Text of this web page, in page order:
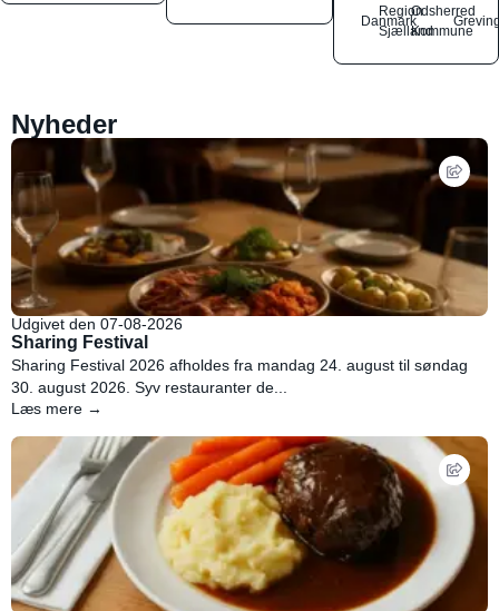
Danmark
Region
Sjælland
Odsherred
Kommune
Nyheder
Udgivet den 07-08-2026
Sharing Festival
Sharing Festival 2026 afholdes fra mandag 24. august til søndag
30. august 2026. Syv restauranter de...
Læs mere →